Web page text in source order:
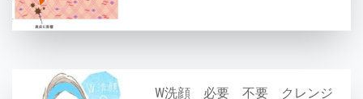
W洗顔 必要 不要 クレンジ